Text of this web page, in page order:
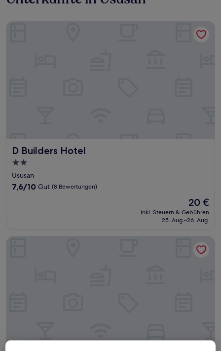
D Builders Hotel
D Builders Hotel
2.0-
Sterne-
Unterkunft
Ususan
7.6
7,6/10 Gut (8 Bewertungen)
Der
Preis
beträgt
20 €
inkl. Steuern & Gebühren
25. Aug.–26. Aug.
Affordable stays in taguig near bgc